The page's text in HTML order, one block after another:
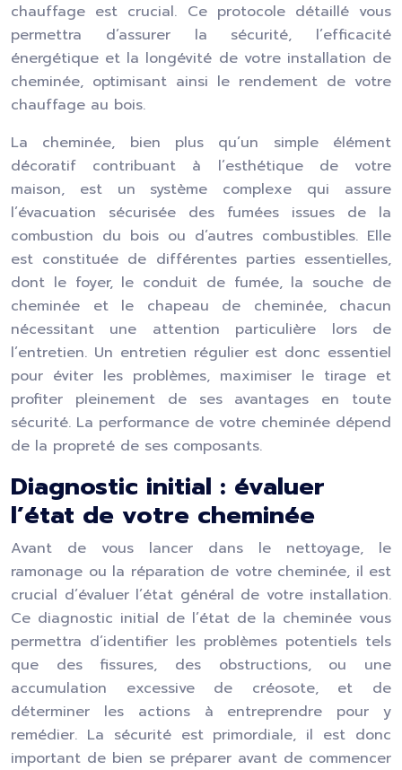
chauffage est crucial. Ce protocole détaillé vous
permettra d’assurer la sécurité, l’efficacité
énergétique et la longévité de votre installation de
cheminée, optimisant ainsi le rendement de votre
chauffage au bois.
La cheminée, bien plus qu’un simple élément
décoratif contribuant à l’esthétique de votre
maison, est un système complexe qui assure
l’évacuation sécurisée des fumées issues de la
combustion du bois ou d’autres combustibles. Elle
est constituée de différentes parties essentielles,
dont le foyer, le conduit de fumée, la souche de
cheminée et le chapeau de cheminée, chacun
nécessitant une attention particulière lors de
l’entretien. Un entretien régulier est donc essentiel
pour éviter les problèmes, maximiser le tirage et
profiter pleinement de ses avantages en toute
sécurité. La performance de votre cheminée dépend
de la propreté de ses composants.
Diagnostic initial : évaluer
l’état de votre cheminée
Avant de vous lancer dans le nettoyage, le
ramonage ou la réparation de votre cheminée, il est
crucial d’évaluer l’état général de votre installation.
Ce diagnostic initial de l’état de la cheminée vous
permettra d’identifier les problèmes potentiels tels
que des fissures, des obstructions, ou une
accumulation excessive de créosote, et de
déterminer les actions à entreprendre pour y
remédier. La sécurité est primordiale, il est donc
important de bien se préparer avant de commencer